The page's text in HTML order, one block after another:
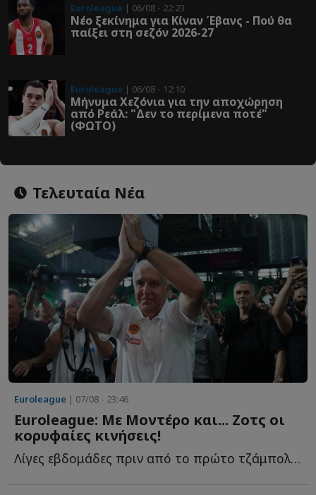
Euroleague | 06/08 - 22:23
Νέο ξεκίνημα για Κίναν Έβανς - Πού θα
παίξει στη σεζόν 2026-27
Euroleague | 06/08 - 12:10
Μήνυμα Χεζόνια για την αποχώρηση
από Ρεάλ: "Δεν το περίμενα ποτέ"
(ΦΩΤΟ)
Τελευταία Νέα
Euroleague | 07/08 - 23:46
Euroleague: Με Μοντέρο και... Ζοτς οι
κορυφαίες κινήσεις!
Λίγες εβδομάδες πριν από το πρώτο τζάμπολ της σεζόν 20...